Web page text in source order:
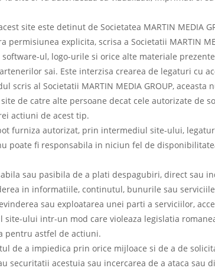
site este detinut de Societatea MARTIN MEDIA
explicita, scrisa a Societatii MARTIN
ul, logo-urile si orice alte materiale
sai. Este interzisa crearea de legaturi
scris al Societatii MARTIN MEDIA GROUP,
de catre alte persoane decat cele autorizate de
actiuni de acest tip.
furniza autorizat, prin intermediul site-ului,
poate fi responsabila in niciun fel de
sau pasibila de a plati despagubiri, direct
in informatiile, continutul, bunurile sau
sau exploatarea unei parti a serviciilor,
site-ului intr-un mod care violeaza legislatia
pentru astfel de actiuni.
de a impiedica prin orice mijloace si de a de
acestuia sau incercarea de a ataca sau